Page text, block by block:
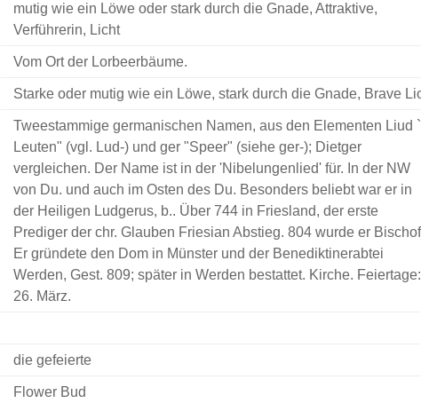
mutig wie ein Löwe oder stark durch die Gnade, Attraktive,
Verführerin, Licht
Vom Ort der Lorbeerbäume.
Starke oder mutig wie ein Löwe, stark durch die Gnade, Brave
Tweestammige germanischen Namen, aus den Elementen Liud
Leuten" (vgl. Lud-) und ger "Speer" (siehe ger-); Dietger
vergleichen. Der Name ist in der 'Nibelungenlied' für. In der NW
von Du. und auch im Osten des Du. Besonders beliebt war er in
der Heiligen Ludgerus, b.. Über 744 in Friesland, der erste
Prediger der chr. Glauben Friesian Abstieg. 804 wurde er
Er gründete den Dom in Münster und der Benediktinerabtei
Werden, Gest. 809; später in Werden bestattet. Kirche. Feiertage:
26. März.
die gefeierte
Flower Bud